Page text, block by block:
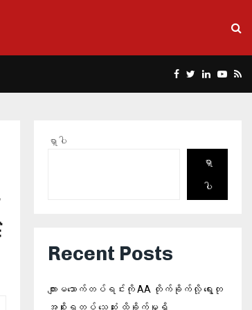
Facebook
Twitter
Linkedin
ရှာပါ
ရှာ
ပါ
Recent Posts
ကျားမသောက်တပ်ရင်းကို AA တိုက်ခိုက်လို့ ရွေးတု
အစိုးရတပ် သေဆုံး ထိခိုက်မှုရှိ